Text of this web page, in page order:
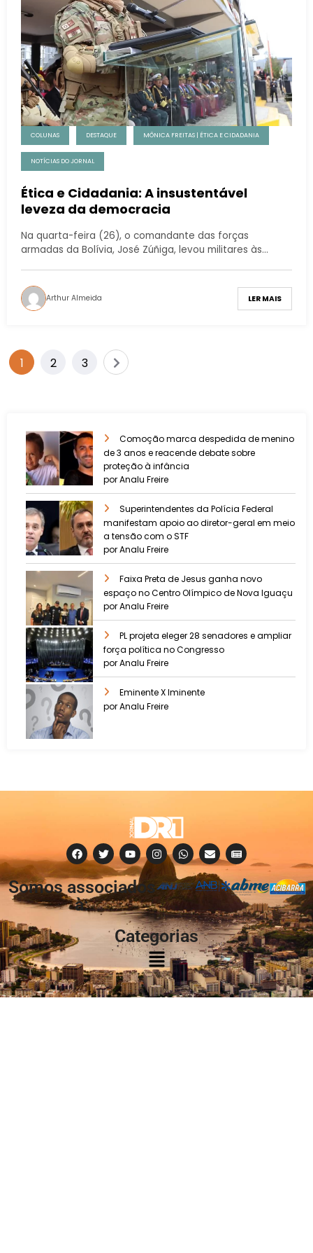
COLUNAS DESTAQUE MÔNICA FREITAS | ÉTICA E CIDADANIA
NOTÍCIAS DO JORNAL
Ética e Cidadania: A insustentável
leveza da democracia
Na quarta-feira (26), o comandante das forças
armadas da Bolívia, José Zúñiga, levou militares às…
Arthur Almeida LER MAIS
1 2 3
Comoção marca despedida de menino
de 3 anos e reacende debate sobre
proteção à infância
por Analu Freire
Superintendentes da Polícia Federal
manifestam apoio ao diretor-geral em meio
a tensão com o STF
por Analu Freire
Faixa Preta de Jesus ganha novo
espaço no Centro Olímpico de Nova Iguaçu
por Analu Freire
PL projeta eleger 28 senadores e ampliar
força política no Congresso
por Analu Freire
Eminente X Iminente
por Analu Freire
Somos associados
à:
Categorias